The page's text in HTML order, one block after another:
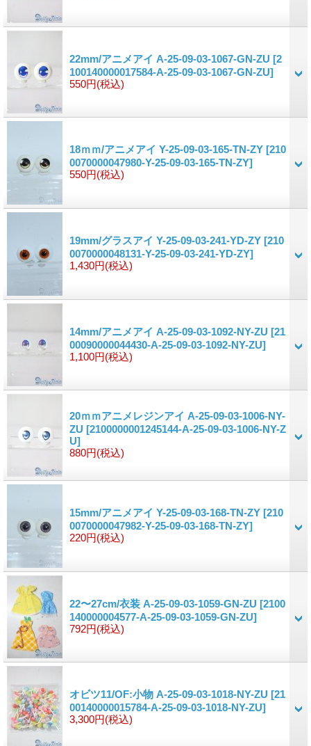
22mm/アニメアイ A-25-09-03-1067-GN-ZU [2
100140000017584-A-25-09-03-1067-GN-ZU]
550円(税込)
18ｍｍ/アニメアイ Y-25-09-03-165-TN-ZY [210
0070000047980-Y-25-09-03-165-TN-ZY]
550円(税込)
19mm/グラスアイ Y-25-09-03-241-YD-ZY [210
0070000048131-Y-25-09-03-241-YD-ZY]
1,430円(税込)
14mm/アニメアイ A-25-09-03-1092-NY-ZU [21
00090000044430-A-25-09-03-1092-NY-ZU]
1,100円(税込)
20ｍｍアニメレジンアイ A-25-09-03-1006-NY-
ZU [2100000001245144-A-25-09-03-1006-NY-Z
U]
880円(税込)
15mm/アニメアイ Y-25-09-03-168-TN-ZY [210
0070000047982-Y-25-09-03-168-TN-ZY]
220円(税込)
22〜27cm/衣装 A-25-09-03-1059-GN-ZU [2100
140000004577-A-25-09-03-1059-GN-ZU]
792円(税込)
オビツ11/OF:小物 A-25-09-03-1018-NY-ZU [21
00140000015784-A-25-09-03-1018-NY-ZU]
3,300円(税込)